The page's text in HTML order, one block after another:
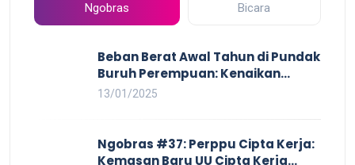
Ngobras Bicara
Beban Berat Awal Tahun di Pundak
Buruh Perempuan: Kenaikan
Harga yang Mencekik, Ancaman
13/01/2025
Ngobras #37: Perppu Cipta Kerja:
Kemasan Baru UU Cipta Kerja